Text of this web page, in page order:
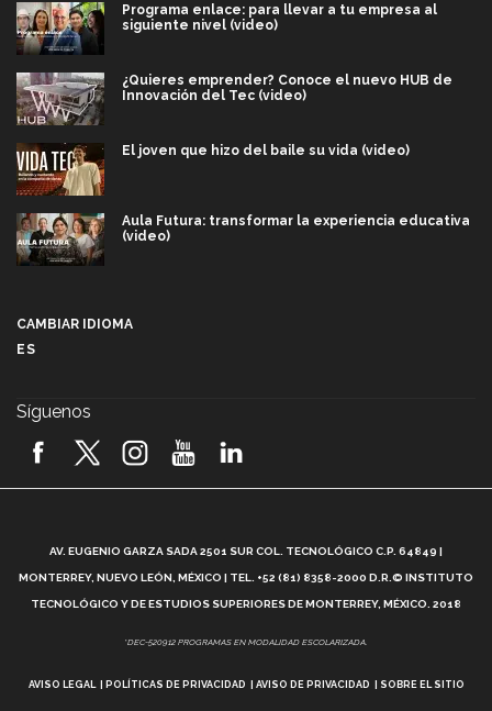
Programa enlace: para llevar a tu empresa al
siguiente nivel (video)
¿Quieres emprender? Conoce el nuevo HUB de
Innovación del Tec (video)
El joven que hizo del baile su vida (video)
Aula Futura: transformar la experiencia educativa
(video)
2026! (video)
¿Cómo es el Modelo Educativo Tec? (video)
Vida Tec: Feminismo e Inteligencia Artificial, Paola
CAMBIAR IDIOMA
ES
Síguenos
AV. EUGENIO GARZA SADA 2501 SUR COL. TECNOLÓGICO C.P. 64849 |
MONTERREY, NUEVO LEÓN, MÉXICO | TEL. +52 (81) 8358-2000 D.R.© INSTITUTO
TECNOLÓGICO Y DE ESTUDIOS SUPERIORES DE MONTERREY, MÉXICO. 2018
*DEC-520912 PROGRAMAS EN MODALIDAD ESCOLARIZADA.
AVISO LEGAL POLÍTICAS DE PRIVACIDAD AVISO DE PRIVACIDAD SOBRE EL SITIO